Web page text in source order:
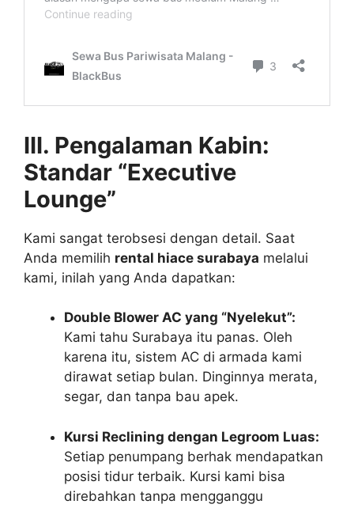
III. Pengalaman Kabin:
Standar “Executive
Lounge”
Kami sangat terobsesi dengan detail. Saat
Anda memilih rental hiace surabaya melalui
kami, inilah yang Anda dapatkan:
Double Blower AC yang “Nyelekut”:
Kami tahu Surabaya itu panas. Oleh
karena itu, sistem AC di armada kami
dirawat setiap bulan. Dinginnya merata,
segar, dan tanpa bau apek.
Kursi Reclining dengan Legroom Luas:
Setiap penumpang berhak mendapatkan
posisi tidur terbaik. Kursi kami bisa
direbahkan tanpa mengganggu